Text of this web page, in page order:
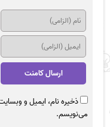
ذخیره نام، ایمیل و
می‌نویسم.